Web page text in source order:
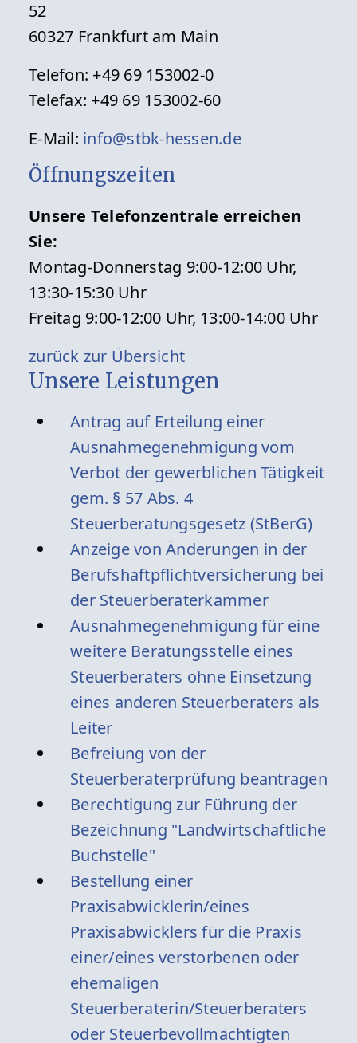
52
60327 Frankfurt am Main
Telefon: +49 69 153002-0
Telefax: +49 69 153002-60
E-Mail: info@stbk-hessen.de
Öffnungszeiten
Unsere Telefonzentrale erreichen
Sie:
Montag-Donnerstag 9:00-12:00 Uhr,
13:30-15:30 Uhr
Freitag 9:00-12:00 Uhr, 13:00-14:00 Uhr
zurück zur Übersicht
Unsere Leistungen
Antrag auf Erteilung einer
Ausnahmegenehmigung vom
Verbot der gewerblichen Tätigkeit
gem. § 57 Abs. 4
Steuerberatungsgesetz (StBerG)
Anzeige von Änderungen in der
Berufshaftpflichtversicherung bei
der Steuerberaterkammer
Ausnahmegenehmigung für eine
weitere Beratungsstelle eines
Steuerberaters ohne Einsetzung
eines anderen Steuerberaters als
Leiter
Befreiung von der
Steuerberaterprüfung beantragen
Berechtigung zur Führung der
Bezeichnung "Landwirtschaftliche
Buchstelle"
Bestellung einer
Praxisabwicklerin/eines
Praxisabwicklers für die Praxis
einer/eines verstorbenen oder
ehemaligen
Steuerberaterin/Steuerberaters
oder Steuerbevollmächtigten